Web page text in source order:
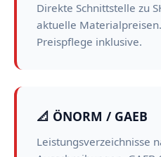
Direkte Schnittstelle zu
aktuelle Materialpreisen.
Preispflege inklusive.
📐 ÖNORM / GAEB
Leistungsverzeichnisse